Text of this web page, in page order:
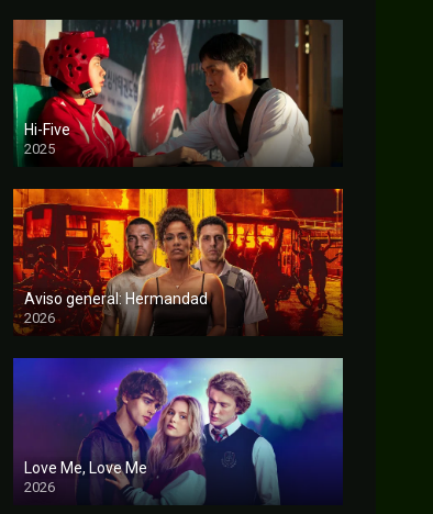
Hi-Five
2025
FULL HD
Aviso general: Hermandad
2026
FULL HD
Love Me, Love Me
2026
FULL HD